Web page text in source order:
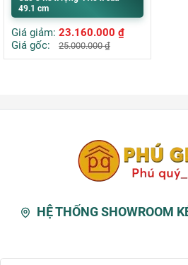
49.1 cm
Giá giảm: 23.160.000 ₫
Giá gốc:
25.000.000₫
HỆ THỐNG SHOWROOM